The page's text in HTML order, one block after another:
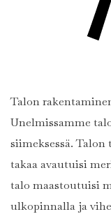
Talon
Unelmissamme
siimeksessä.
takaa avautuisi
talo maastoutuisi
ulkopinnalla ja